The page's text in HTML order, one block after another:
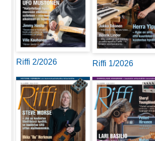
Riffi 2/2026 Riffi 1/2026